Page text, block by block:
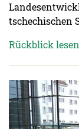
tschechischen
Rückblick lesen
Detailansicht